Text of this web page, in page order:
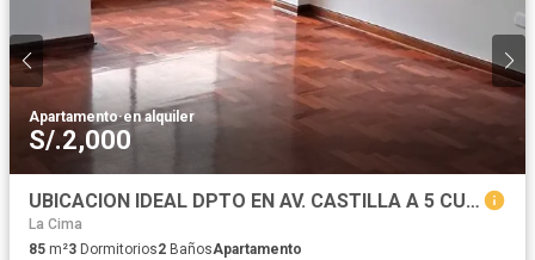
Apartamento·en alquiler
S/.2,000
UBICACION IDEAL DPTO EN AV. CASTILLA A 5 CUADRAS DE PLAZA VEA
La Cima
85 m²3 Dormitorios2 BañosApartamento